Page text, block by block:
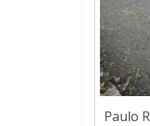
Paulo